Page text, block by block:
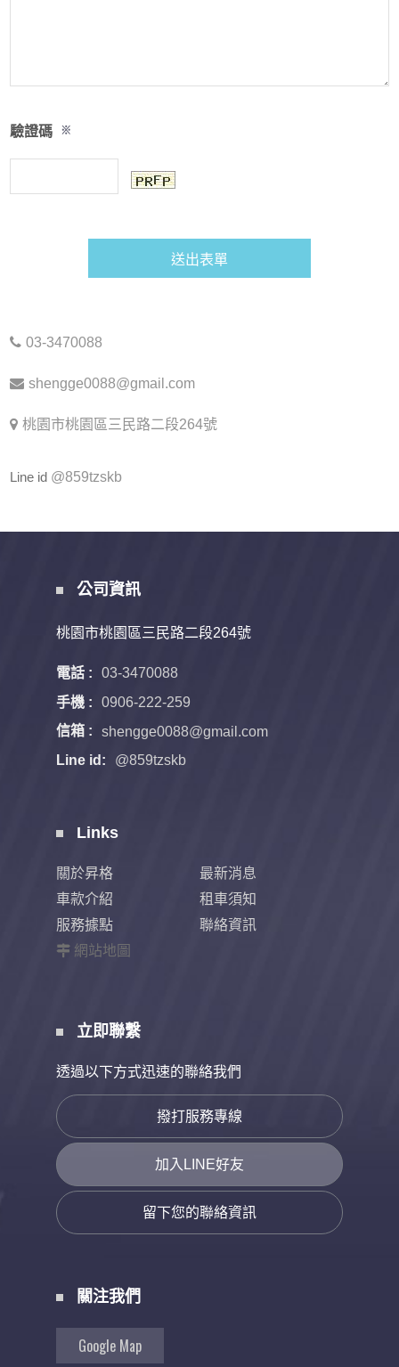
驗證碼 ※
03-3470088
shengge0088@gmail.com
桃園市桃園區三民路二段264號
Line id @859tzskb
公司資訊
桃園市桃園區三民路二段264號
電話 :
03-3470088
手機 :
0906-222-259
信箱 :
shengge0088@gmail.com
Line id:
@859tzskb
Links
關於昇格
最新消息
車款介紹
租車須知
服務據點
聯絡資訊
網站地圖
立即聯繫
透過以下方式迅速的聯絡我們
撥打服務專線
加入LINE好友
留下您的聯絡資訊
關注我們
Google Map